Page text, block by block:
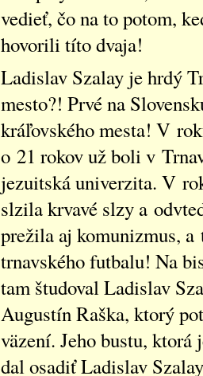
vedieť, čo na to potom,
hovorili títo dvaja!
Ladislav Szalay je hrdý
mesto?! Prvé na
kráľovského mesta! V
o 21 rokov už boli v
jezuitská univerzita. V
slzila krvavé slzy a
prežila aj komunizmus, a
trnavského futbalu! Na
tam študoval Ladislav
Augustín Raška, ktorý
väzení. Jeho bustu,
dal osadiť Ladislav